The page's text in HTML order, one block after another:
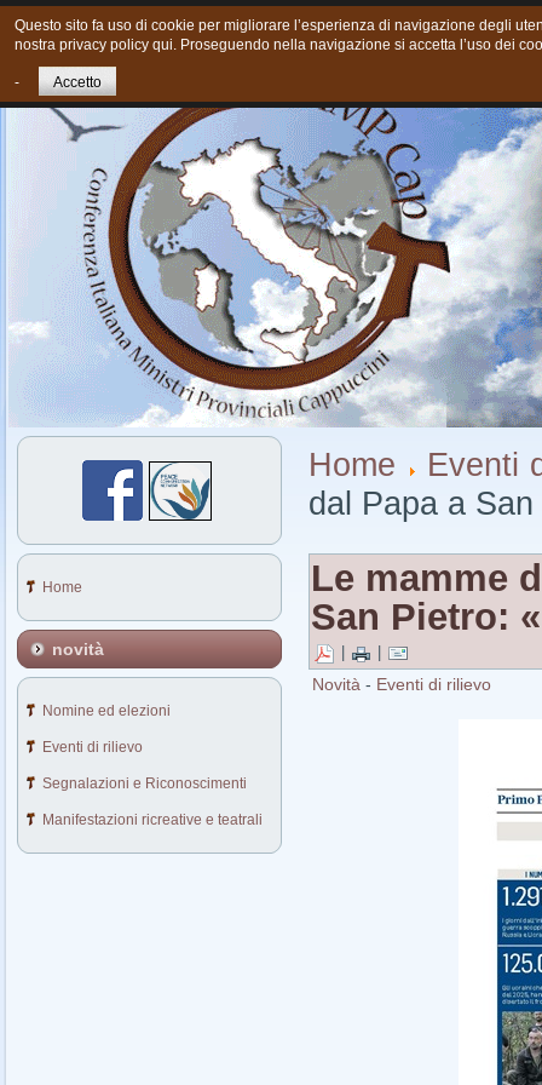
Home Chi siamo Cosa Facciamo oggi Giovani
Home
novità
Nomine ed elezioni
Eventi di rilievo
Segnalazioni e Riconoscimenti
Manifestazioni ricreative e teatrali
Home
Eventi
dal Papa a
Le mamme
San Pietro:
Novità - Eventi di rilievo
Questo sito fa uso di cookie per migliorare l’esperienza di navigazione degli
nostra privacy policy qui. Proseguendo nella navigazione si accetta l’uso dei
- Accetto